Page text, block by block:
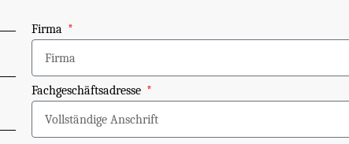
Firma
Fachgeschäftsadresse